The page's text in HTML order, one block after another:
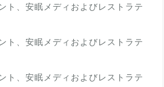
ト、安眠メディおよびレストラテ
ト、安眠メディおよびレストラテ
ト、安眠メディおよびレストラテ